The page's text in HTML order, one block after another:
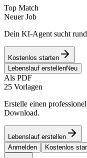
Top Match
Neuer Job
Dein KI-Agent sucht
Kostenlos starten
Lebenslauf erstellenNeu
Als PDF
25 Vorlagen
Erstelle einen
Download.
Lebenslauf erstellen
Anmelden
Kostenlos